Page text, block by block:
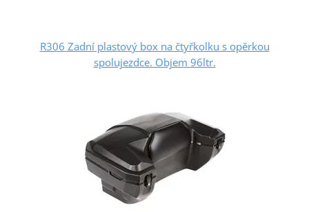
R306 Zadní plastový box na čtyřkolku s opěrkou
spolujezdce. Objem 96ltr.